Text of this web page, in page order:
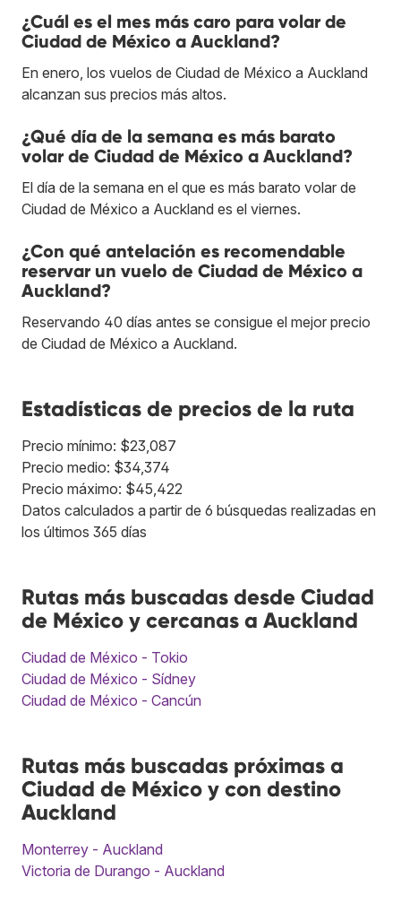
¿Cuál es el mes más caro para volar de
Ciudad de México a Auckland?
En enero, los vuelos de Ciudad de México a Auckland
alcanzan sus precios más altos.
¿Qué día de la semana es más barato
volar de Ciudad de México a Auckland?
El día de la semana en el que es más barato volar de
Ciudad de México a Auckland es el viernes.
¿Con qué antelación es recomendable
reservar un vuelo de Ciudad de México a
Auckland?
Reservando 40 días antes se consigue el mejor precio
de Ciudad de México a Auckland.
Estadísticas de precios de la ruta
Precio mínimo: $23,087
Precio medio: $34,374
Precio máximo: $45,422
Datos calculados a partir de 6 búsquedas realizadas en
los últimos 365 días
Rutas más buscadas desde Ciudad
de México y cercanas a Auckland
Ciudad de México - Tokio
Ciudad de México - Sídney
Ciudad de México - Cancún
Rutas más buscadas próximas a
Ciudad de México y con destino
Auckland
Monterrey - Auckland
Victoria de Durango - Auckland